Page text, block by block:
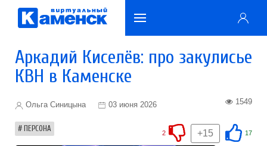
Аркадий Киселёв: про закулисье
КВН в Каменске
Ольга Синицына 03 июня 2026 1549
ПЕРСОНА 17
+15
2